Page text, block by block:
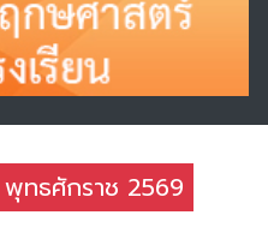
ทธศักราช 2569